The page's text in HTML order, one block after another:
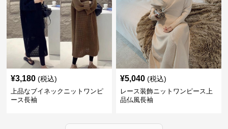
¥3,180 (税込)
上品なブイネックニットワンピ
ース長袖
¥5,040 (税込)
レース装飾ニットワンピース上
品仏風長袖